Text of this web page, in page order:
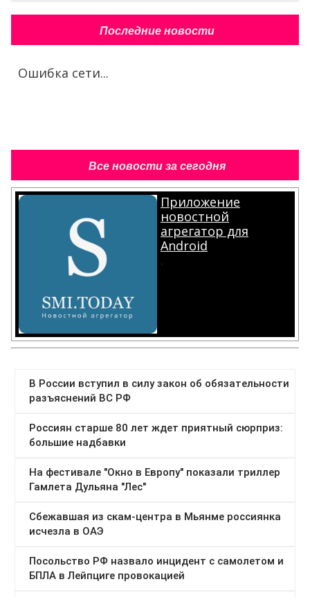
Последние новости
Ошибка сети...
Все новости за сегодня
Приложение
новостной
агрегатор для
Android
.